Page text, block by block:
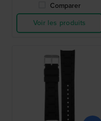
Comparer
Voir les produits